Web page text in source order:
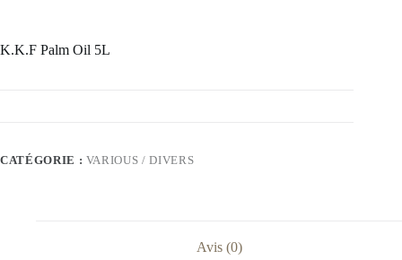
K.K.F Palm Oil 5L
CATÉGORIE : VARIOUS / DIVERS
Avis (0)